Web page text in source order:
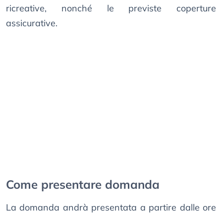
ricreative, nonché le previste coperture
assicurative.
Come presentare domanda
La domanda andrà presentata a partire dalle ore